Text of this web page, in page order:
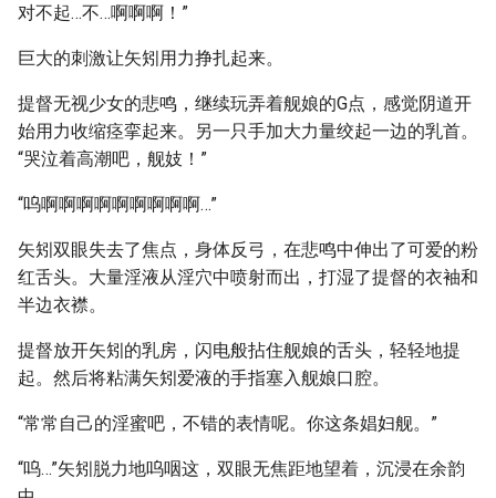
对不起…不…啊啊啊！”
巨大的刺激让矢矧用力挣扎起来。
提督无视少女的悲鸣，继续玩弄着舰娘的G点，感觉阴道开
始用力收缩痉挛起来。另一只手加大力量绞起一边的乳首。
“哭泣着高潮吧，舰妓！”
“呜啊啊啊啊啊啊啊啊啊…”
矢矧双眼失去了焦点，身体反弓，在悲鸣中伸出了可爱的粉
红舌头。大量淫液从淫穴中喷射而出，打湿了提督的衣袖和
半边衣襟。
提督放开矢矧的乳房，闪电般拈住舰娘的舌头，轻轻地提
起。然后将粘满矢矧爱液的手指塞入舰娘口腔。
“常常自己的淫蜜吧，不错的表情呢。你这条娼妇舰。”
“呜…”矢矧脱力地呜咽这，双眼无焦距地望着，沉浸在余韵